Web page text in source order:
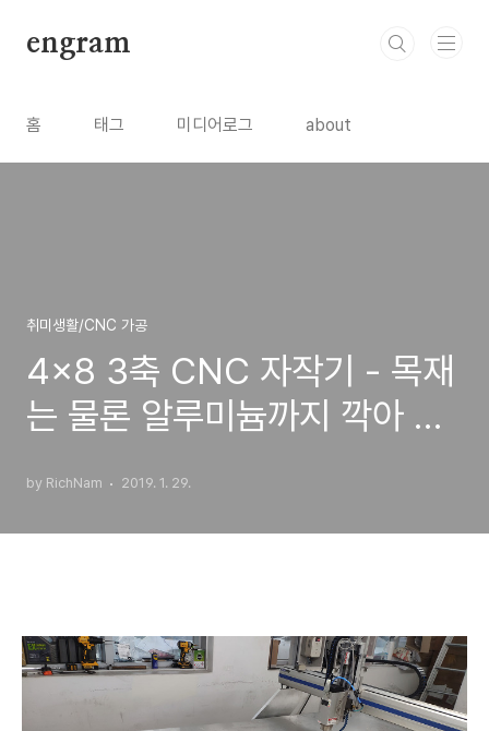
engram
홈 태그 미디어로그 about
취미생활/CNC 가공
4x8 3축 CNC 자작기 - 목재
는 물론 알루미늄까지 깍아 보
by RichNam 2019. 1. 29.